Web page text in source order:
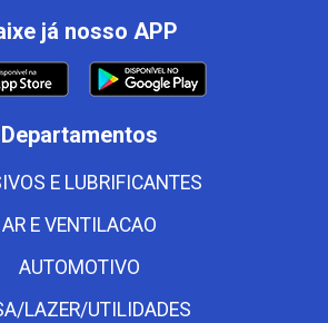
já nosso APP
Departamentos
E LUBRIFICANTES
AR E VENTILACAO
AUTOMOTIVO
LAZER/UTILIDADES